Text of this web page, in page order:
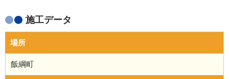
施工データ
場所
飯綱町